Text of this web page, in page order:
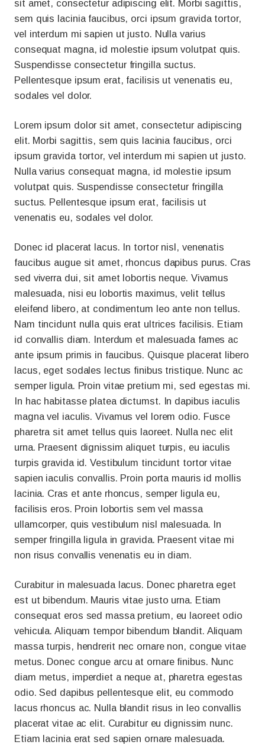
sit amet, consectetur adipiscing elit. Morbi sagittis,
sem quis lacinia faucibus, orci ipsum gravida tortor,
vel interdum mi sapien ut justo. Nulla varius
consequat magna, id molestie ipsum volutpat quis.
Suspendisse consectetur fringilla suctus.
Pellentesque ipsum erat, facilisis ut venenatis eu,
sodales vel dolor.
Lorem ipsum dolor sit amet, consectetur adipiscing
elit. Morbi sagittis, sem quis lacinia faucibus, orci
ipsum gravida tortor, vel interdum mi sapien ut justo.
Nulla varius consequat magna, id molestie ipsum
volutpat quis. Suspendisse consectetur fringilla
suctus. Pellentesque ipsum erat, facilisis ut
venenatis eu, sodales vel dolor.
Donec id placerat lacus. In tortor nisl, venenatis
faucibus augue sit amet, rhoncus dapibus purus. Cras
sed viverra dui, sit amet lobortis neque. Vivamus
malesuada, nisi eu lobortis maximus, velit tellus
eleifend libero, at condimentum leo ante non tellus.
Nam tincidunt nulla quis erat ultrices facilisis. Etiam
id convallis diam. Interdum et malesuada fames ac
ante ipsum primis in faucibus. Quisque placerat libero
lacus, eget sodales lectus finibus tristique. Nunc ac
semper ligula. Proin vitae pretium mi, sed egestas mi.
In hac habitasse platea dictumst. In dapibus iaculis
magna vel iaculis. Vivamus vel lorem odio. Fusce
pharetra sit amet tellus quis laoreet. Nulla nec elit
urna. Praesent dignissim aliquet turpis, eu iaculis
turpis gravida id. Vestibulum tincidunt tortor vitae
sapien iaculis convallis. Proin porta mauris id mollis
lacinia. Cras et ante rhoncus, semper ligula eu,
facilisis eros. Proin lobortis sem vel massa
ullamcorper, quis vestibulum nisl malesuada. In
semper fringilla ligula in gravida. Praesent vitae mi
non risus convallis venenatis eu in diam.
Curabitur in malesuada lacus. Donec pharetra eget
est ut bibendum. Mauris vitae justo urna. Etiam
consequat eros sed massa pretium, eu laoreet odio
vehicula. Aliquam tempor bibendum blandit. Aliquam
massa turpis, hendrerit nec ornare non, congue vitae
metus. Donec congue arcu at ornare finibus. Nunc
diam metus, imperdiet a neque at, pharetra egestas
odio. Sed dapibus pellentesque elit, eu commodo
lacus rhoncus ac. Nulla blandit risus in leo convallis
placerat vitae ac elit. Curabitur eu dignissim nunc.
Etiam lacinia erat sed sapien ornare malesuada.